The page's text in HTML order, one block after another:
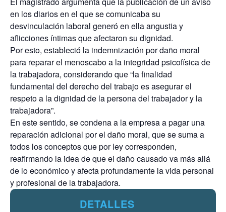
en los diarios en el que se comunicaba su
desvinculación laboral generó en ella angustia y
aflicciones íntimas que afectaron su dignidad.
Por esto, estableció la indemnización por daño moral
para reparar el menoscabo a la integridad psicofísica de
la trabajadora, considerando que “la finalidad
fundamental del derecho del trabajo es asegurar el
respeto a la dignidad de la persona del trabajador y la
trabajadora”.
En este sentido, se condena a la empresa a pagar una
reparación adicional por el daño moral, que se suma a
todos los conceptos que por ley corresponden,
reafirmando la idea de que el daño causado va más allá
de lo económico y afecta profundamente la vida personal
y profesional de la trabajadora.
DETALLES